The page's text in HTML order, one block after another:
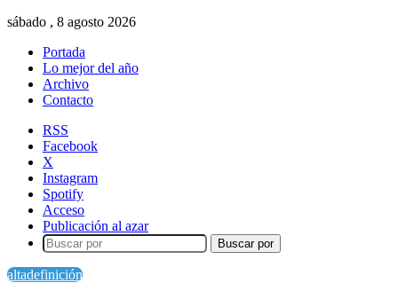
sábado , 8 agosto 2026
Portada
Lo mejor del año
Archivo
Contacto
RSS
Facebook
X
Instagram
Spotify
Acceso
Publicación al azar
Buscar por
altadefinición